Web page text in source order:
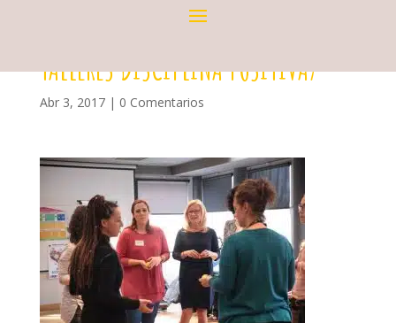
TALLERES DISCIPLINA POSITIVA7
Abr 3, 2017| 0 Comentarios